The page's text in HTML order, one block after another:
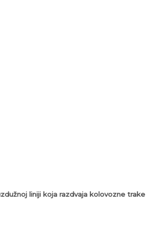
liniji koja razdvaja kolovozne trake